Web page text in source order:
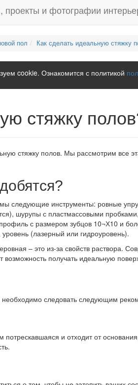
пол Как сделать идеальную стяжку
cookie. Ознакомится с политикой
стяжку
стяжку полов. Мы рассмотрим все
следующие инструменты: ровные
шурупы с пластмассовыми
с размером зубцов 10¬Х10 и
(лазерный или гидроуровень).
– это из-за свойств раствора.
получать идеальную
необходимо следовать следующим
и отходит от